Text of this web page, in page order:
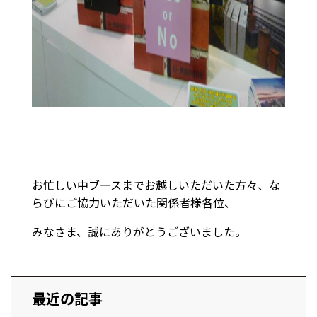
お忙しい中ブースまでお越しいただいた方々、な
らびにご協力いただいた関係者様各位、
みなさま、誠にありがとうございました。
最近の記事